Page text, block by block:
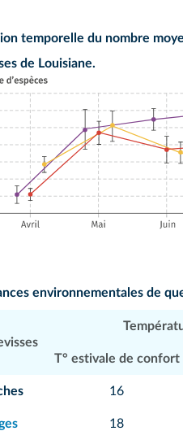
temporelle du nombre
de Louisiane.
environnementales de
T° estivale de confort
16
18